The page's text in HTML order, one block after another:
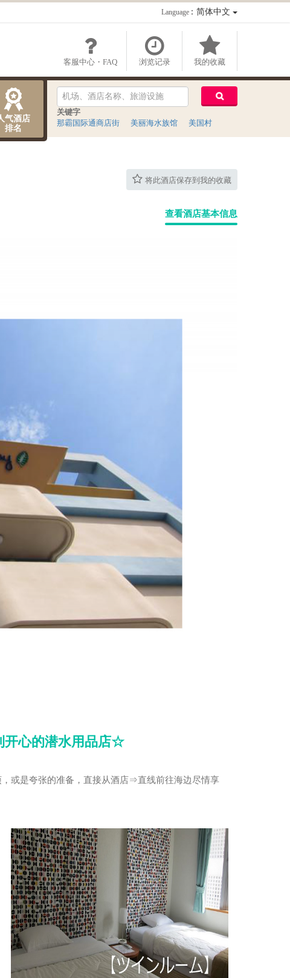
Language：简体中文
客服中心・FAQ 浏览记录 我的收藏
气酒店
排名
关键字
那霸国际通商店街
美丽海水族馆 美国村
将此酒店保存到我的收藏
查看酒店基本信息
开心的潜水用品店☆
或是夸张的准备，直接从酒店⇒直线前往海边尽情享